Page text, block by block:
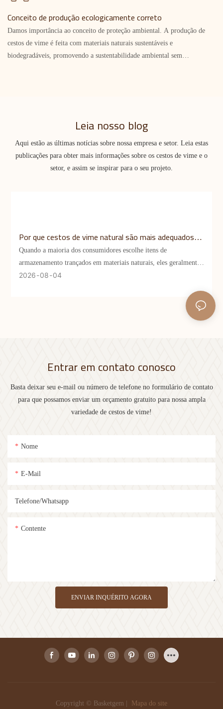
seremos responsáveis ​​por eles!
Conceito de produção ecologicamente correto
Damos importância ao conceito de proteção ambiental. A produção de
cestos de vime é feita com materiais naturais sustentáveis ​​e
biodegradáveis, promovendo a sustentabilidade ambiental sem
Leia nosso blog
Aqui estão as últimas notícias sobre nossa empresa e setor. Leia estas
publicações para obter mais informações sobre os cestos de vime e o
setor, e assim se inspirar para o seu projeto.
Por que cestos de vime natural são mais adequados
para armazenamento em casa e no jardim do que
cestos de rattan?
Quando a maioria dos consumidores escolhe itens de
armazenamento trançados em materiais naturais, eles geralmente
pesquisam apenas por cestos trançados à mão, sem perceber a
rattan e palha. Isso faz com que muitas pessoas percam itens de
alta qualidade, mais adequados para armazenamento refinado e
e compreendemos claramente as vantagens exclusivas do vime,
2026 08 04
Entrar em contato conosco
Basta deixar seu e-mail ou número de telefone no formulário de contato
para que possamos enviar um orçamento gratuito para nossa ampla
variedade de cestos de vime!
Nome
E-Mail
Telefone/whatsapp
Contente
ENVIAR INQUÉRITO AGORA
Copyright © Basketgem | Mapa do site